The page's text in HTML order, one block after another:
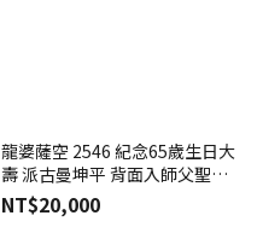
龍婆薩空 2546 紀念65歲生日大
壽 派古曼坤平 背面入師父聖髮
以及特製廟印符🌟【夢幻佛
牌】
NT$20,000